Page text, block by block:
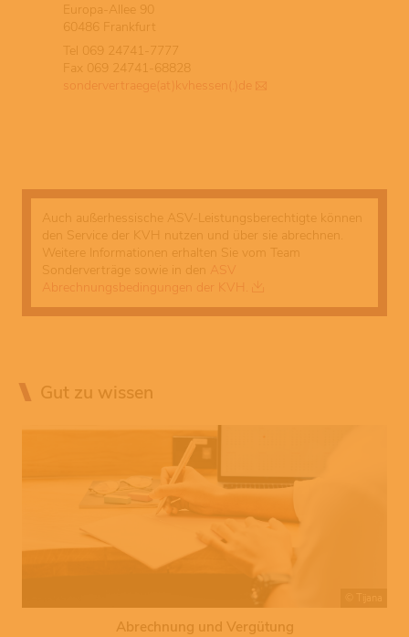
Europa-Allee 90
60486 Frankfurt
Tel 069 24741-7777
Fax 069 24741-68828
sondervertraege(at)kvhessen(.)de
Auch außerhessische ASV-Leistungsberechtigte können
den Service der KVH nutzen und über sie abrechnen.
Weitere Informationen erhalten Sie vom Team
Sonderverträge sowie in den
ASV
Abrechnungsbedingungen der KVH.
Gut zu wissen
Abrechnung und Vergütung